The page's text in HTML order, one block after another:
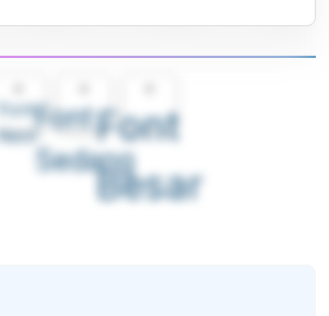
Font
Kecil
Font
Sedang
Font
Besar